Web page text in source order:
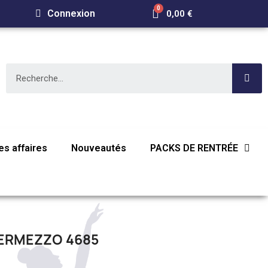
Connexion 0,00 €
affaires Nouveautés PACKS DE RENTRÉE
4685